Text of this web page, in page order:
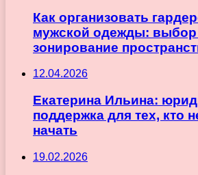
Как организовать
мужской одежды:
зонирование
12.04.2026
Екатерина Ильина:
поддержка для тех, кто
начать
19.02.2026